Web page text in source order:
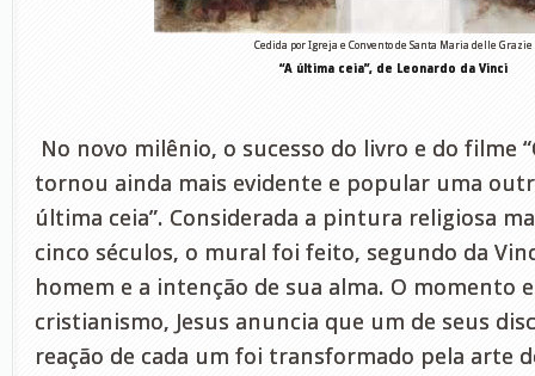
Cedida por Igreja e Convento de Santa Maria delle Grazie
“A última ceia”, de Leonardo da Vinci
No novo milênio, o sucesso do livro e do filme
tornou ainda mais evidente e popular uma
última ceia”. Considerada a pintura religiosa
cinco séculos, o mural foi feito, segundo da
homem e a intenção de sua alma. O momento
cristianismo, Jesus anuncia que um de seus
reação de cada um foi transformado pela arte